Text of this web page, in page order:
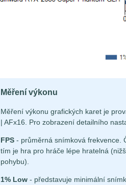
Měření výkonu
Měření výkonu grafických karet je
| AFx16. Pro zobrazení detailního
FPS - průměrná snímková frekvence.
tím je hra pro hráče lépe hratelná
pohybu).
1% Low - představuje minimální